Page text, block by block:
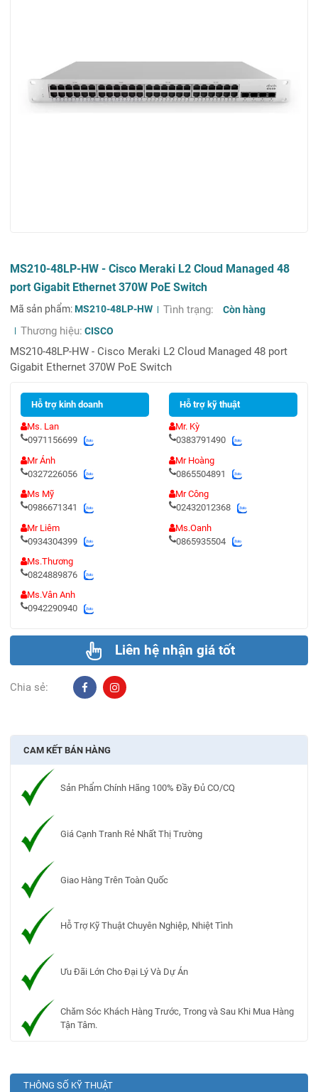
MS210-48LP-HW - Cisco Meraki L2 Cloud Managed 48
port Gigabit Ethernet 370W PoE Switch
Mã sản phẩm:MS210-48LP-HW Tình trạng: Còn hàng
Thương hiệu: CISCO
MS210-48LP-HW - Cisco Meraki L2 Cloud Managed 48 port
Gigabit Ethernet 370W PoE Switch
Hỗ trợ kinh doanh
Ms. Lan
0971156699
Mr Ánh
0327226056
Ms Mỹ
0986671341
Mr Liêm
0934304399
Ms.Thương
0824889876
Ms.Vân Anh
0942290940
Hỗ trợ kỹ thuật
Mr. Kỳ
0383791490
Mr Hoàng
0865504891
Mr Công
02432012368
Ms.Oanh
0865935504
Liên hệ nhận giá tốt
Chia sẻ:
CAM KẾT BÁN HÀNG
Sản Phẩm Chính Hãng 100% Đầy Đủ CO/CQ
Giá Cạnh Tranh Rẻ Nhất Thị Trường
Giao Hàng Trên Toàn Quốc
Hỗ Trợ Kỹ Thuật Chuyên Nghiệp, Nhiệt Tình
Ưu Đãi Lớn Cho Đại Lý Và Dự Án
Chăm Sóc Khách Hàng Trước, Trong và Sau Khi Mua Hàng
Tận Tâm.
THÔNG SỐ KỸ THUẬT